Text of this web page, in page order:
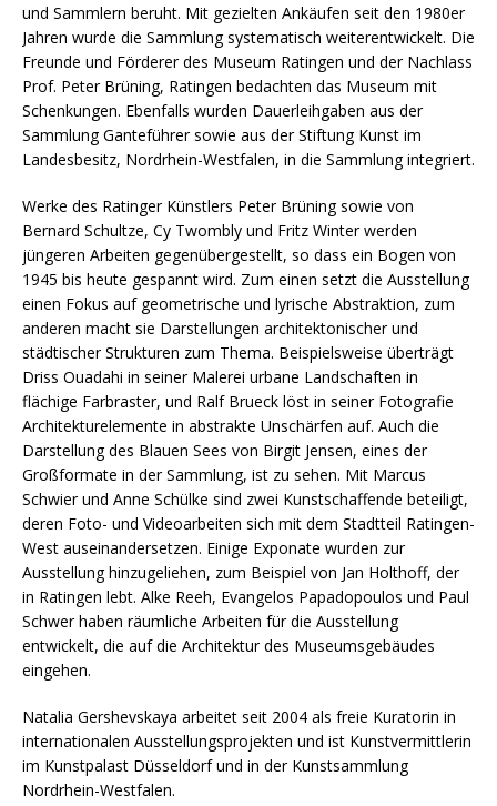
und Sammlern beruht. Mit gezielten Ankäufen seit den 1980er
Jahren wurde die Sammlung systematisch weiterentwickelt. Die
Freunde und Förderer des Museum Ratingen und der Nachlass
Prof. Peter Brüning, Ratingen bedachten das Museum mit
Schenkungen. Ebenfalls wurden Dauerleihgaben aus der
Sammlung Ganteführer sowie aus der Stiftung Kunst im
Landesbesitz, Nordrhein-Westfalen, in die Sammlung integriert.
Werke des Ratinger Künstlers Peter Brüning sowie von
Bernard Schultze, Cy Twombly und Fritz Winter werden
jüngeren Arbeiten gegenübergestellt, so dass ein Bogen von
1945 bis heute gespannt wird. Zum einen setzt die Ausstellung
einen Fokus auf geometrische und lyrische Abstraktion, zum
anderen macht sie Darstellungen architektonischer und
städtischer Strukturen zum Thema. Beispielsweise überträgt
Driss Ouadahi in seiner Malerei urbane Landschaften in
flächige Farbraster, und Ralf Brueck löst in seiner Fotografie
Architekturelemente in abstrakte Unschärfen auf. Auch die
Darstellung des Blauen Sees von Birgit Jensen, eines der
Großformate in der Sammlung, ist zu sehen. Mit Marcus
Schwier und Anne Schülke sind zwei Kunstschaffende beteiligt,
deren Foto- und Videoarbeiten sich mit dem Stadtteil Ratingen-
West auseinandersetzen. Einige Exponate wurden zur
Ausstellung hinzugeliehen, zum Beispiel von Jan Holthoff, der
in Ratingen lebt. Alke Reeh, Evangelos Papadopoulos und Paul
Schwer haben räumliche Arbeiten für die Ausstellung
entwickelt, die auf die Architektur des Museumsgebäudes
eingehen.
Natalia Gershevskaya arbeitet seit 2004 als freie Kuratorin in
internationalen Ausstellungsprojekten und ist Kunstvermittlerin
im Kunstpalast Düsseldorf und in der Kunstsammlung
Nordrhein-Westfalen.